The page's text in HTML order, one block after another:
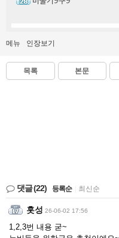
메뉴 인장보기
목록 본문
댓글(22) 등록순 최신순
홋성 26-06-02 17:56
1,2,3번 내용 굳~